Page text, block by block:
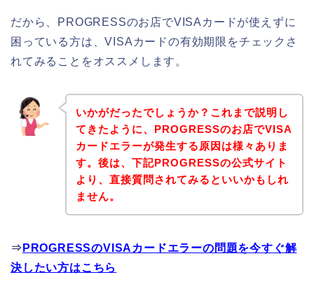
だから、PROGRESSのお店でVISAカードが使えずに
困っている方は、VISAカードの有効期限をチェックさ
れてみることをオススメします。
いかがだったでしょうか？これまで説明し
てきたように、PROGRESSのお店でVISA
カードエラーが発生する原因は様々ありま
す。後は、下記PROGRESSの公式サイト
より、直接質問されてみるといいかもしれ
ません。
⇒ PROGRESSのVISAカードエラーの問題を今すぐ解
決したい方はこちら